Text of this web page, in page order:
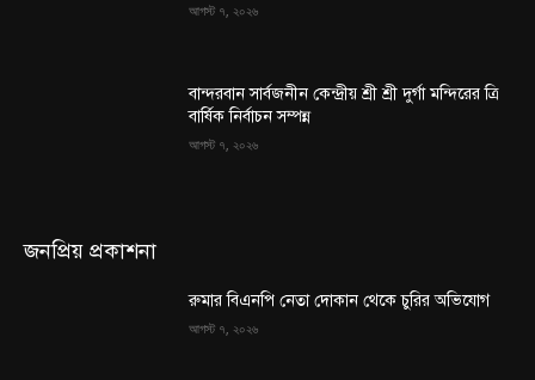
আগস্ট ৭, ২০২৬
বান্দরবান সার্বজনীন কেন্দ্রীয় শ্রী শ্রী দুর্গা মন্দিরের ত্রি
বার্ষিক নির্বাচন সম্পন্ন
আগস্ট ৭, ২০২৬
জনপ্রিয় প্রকাশনা
রুমার বিএনপি নেতা দোকান থেকে চুরির অভিযোগ
আগস্ট ৭, ২০২৬